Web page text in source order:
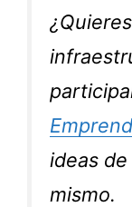
ideas
mismo.